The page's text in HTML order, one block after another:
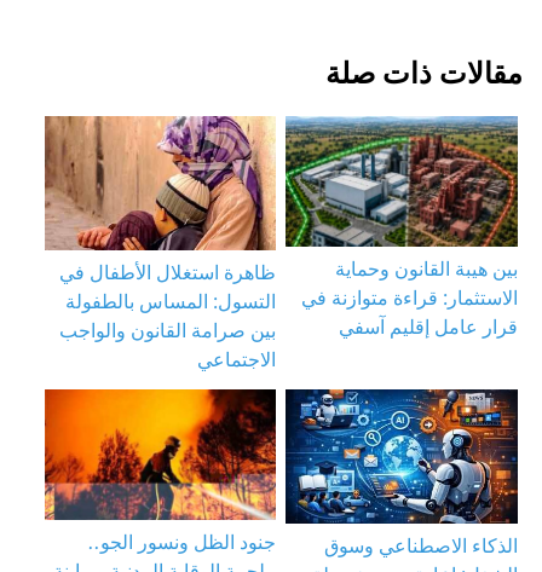
مقالات ذات صلة
بين هيبة القانون وحماية
الاستثمار: قراءة متوازنة في
قرار عامل إقليم آسفي
ظاهرة استغلال الأطفال في
التسول: المساس بالطفولة
بين صرامة القانون والواجب
الاجتماعي
الذكاء الاصطناعي وسوق
جنود الظل ونسور الجو..